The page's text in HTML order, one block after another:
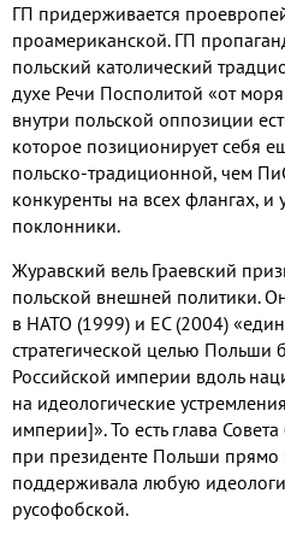
ГП придерживается
проамериканской. ГП
польский католический
духе Речи Посполитой «от
внутри польской оппозиции
которое позиционирует себя
польско-традиционной, чем
конкуренты на всех флангах, и
поклонники.
Журавский вель Граевский
польской внешней политики.
в НАТО (1999) и ЕС (2004)
стратегической целью Польши
Российской империи вдоль
на идеологические
империи]». То есть глава
при президенте Польши прямо
поддерживала любую
русофобской.